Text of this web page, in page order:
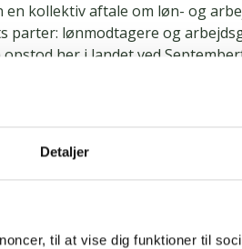
Detaljer
til at vise dig funktioner til
kollektiv aftale om løn- og
parter: lønmodtagere og
opstod her i landet ved
været 3-årige og
områder: det kommunale,
hører ind under sidstnævnte.